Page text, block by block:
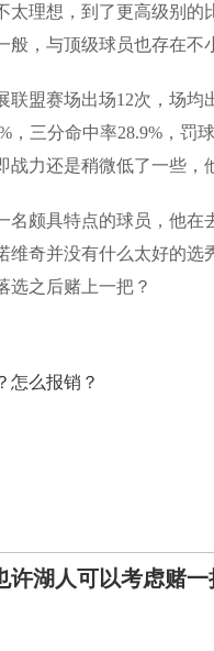
太理想，到了更高级别
，与顶级球员也存在不
盟赛场出场12次，场均
，三分命中率28.9%，
力还是稍微低了一些，
名颇具特点的球员，他
维奇并没有什么太好的
选之后赌上一把？
怎么报销？
湖人可以考虑赌一